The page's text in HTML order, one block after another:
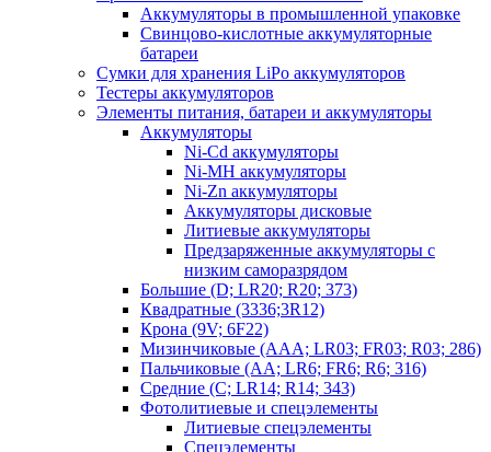
Аккумуляторы в промышленной упаковке
Свинцово-кислотные аккумуляторные
батареи
Сумки для хранения LiPo аккумуляторов
Тестеры аккумуляторов
Элементы питания, батареи и аккумуляторы
Аккумуляторы
Ni-Cd аккумуляторы
Ni-MH аккумуляторы
Ni-Zn аккумуляторы
Аккумуляторы дисковые
Литиевые аккумуляторы
Предзаряженные аккумуляторы с
низким саморазрядом
Большие (D; LR20; R20; 373)
Квадратные (3336;3R12)
Крона (9V; 6F22)
Мизинчиковые (AAA; LR03; FR03; R03; 286)
Пальчиковые (AA; LR6; FR6; R6; 316)
Средние (C; LR14; R14; 343)
Фотолитиевые и спецэлементы
Литиевые спецэлементы
Спецэлементы